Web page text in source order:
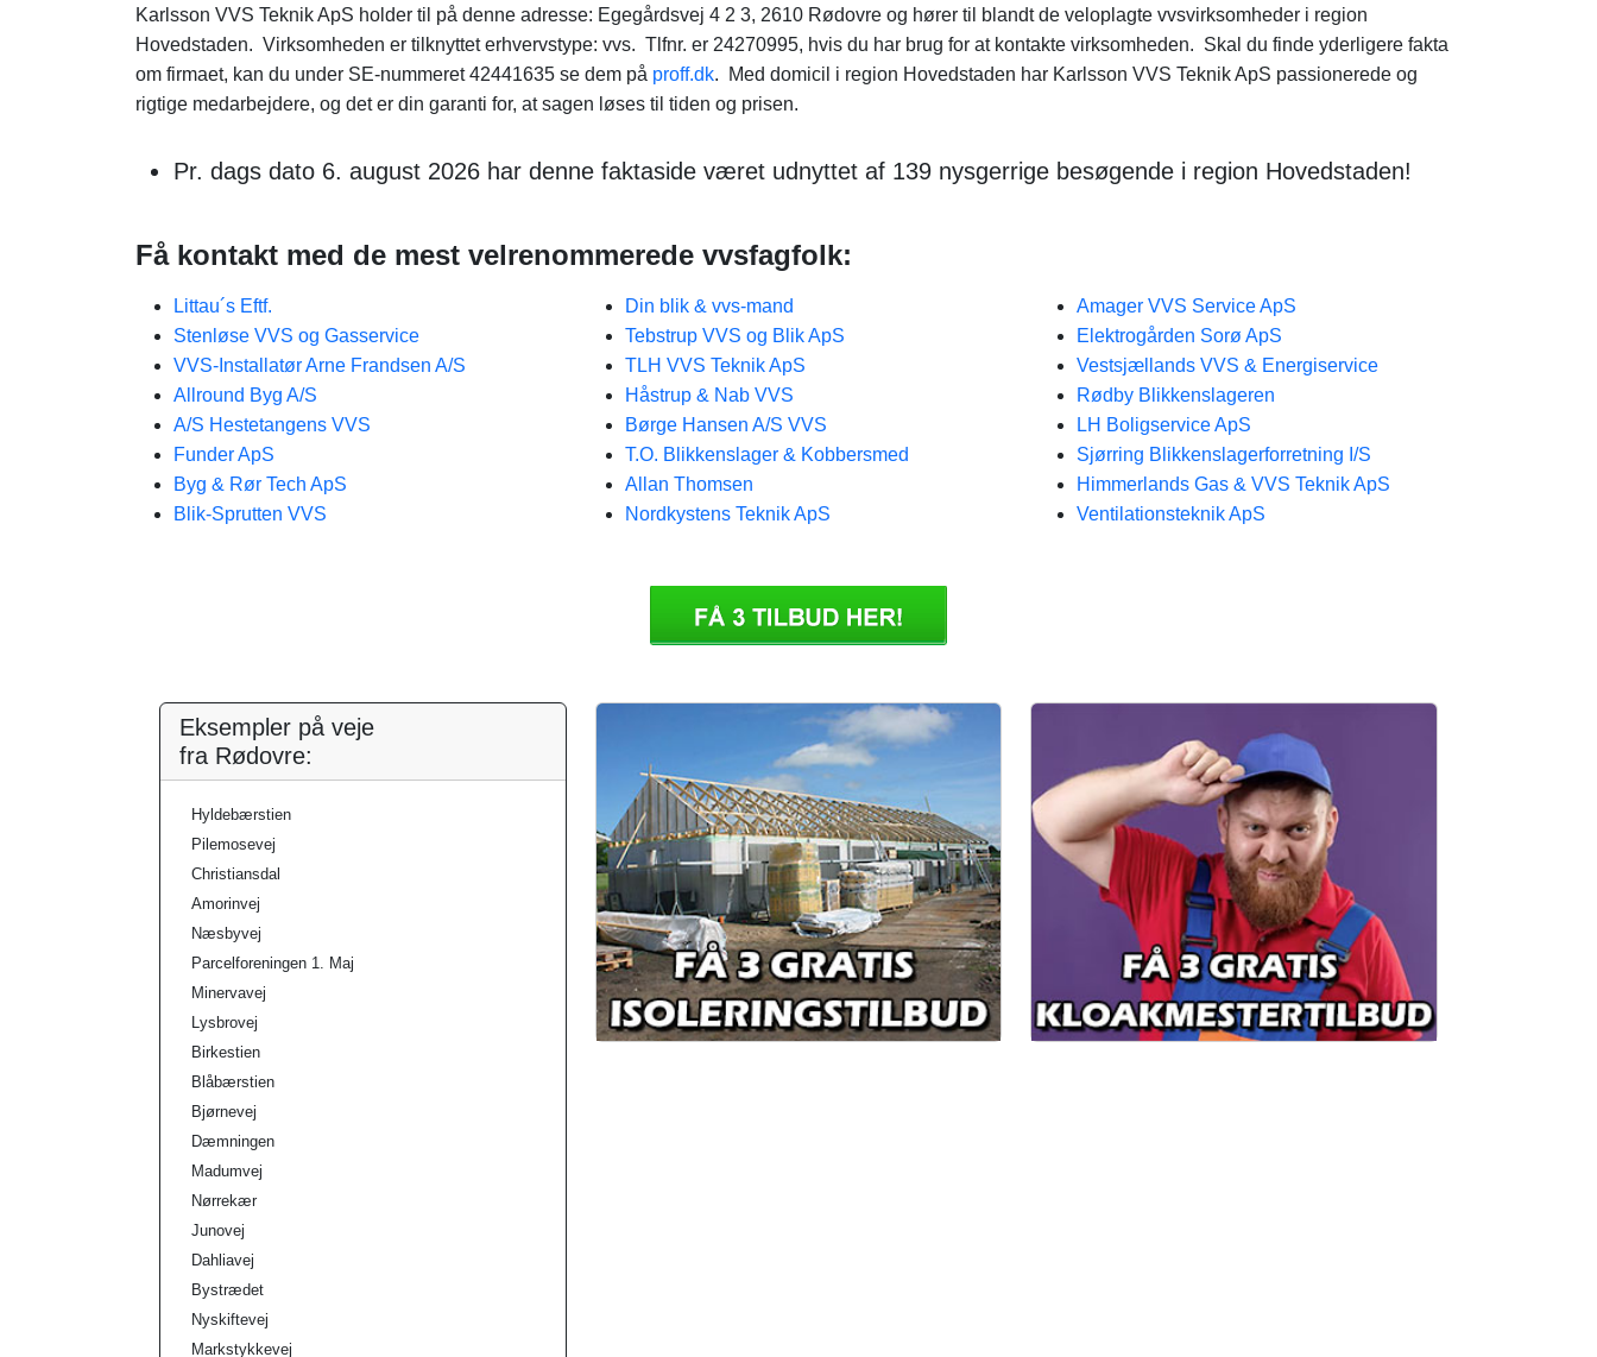
Karlsson VVS Teknik ApS holder til på denne adresse: Egegårdsvej 4 2 3, 2610 Rødovre og hører til blandt de veloplagte vvsvirksomheder i region
Hovedstaden. Virksomheden er tilknyttet erhvervstype: vvs. Tlfnr. er 24270995, hvis du har brug for at kontakte virksomheden. Skal du finde yderligere fakta
om firmaet, kan du under SE-nummeret 42441635 se dem på proff.dk. Med domicil i region Hovedstaden har Karlsson VVS Teknik ApS passionerede og
rigtige medarbejdere, og det er din garanti for, at sagen løses til tiden og prisen.
Pr. dags dato 6. august 2026 har denne faktaside været udnyttet af 139 nysgerrige besøgende i region Hovedstaden!
Få kontakt med de mest velrenommerede vvsfagfolk:
Littau´s Eftf.
Stenløse VVS og Gasservice
VVS-Installatør Arne Frandsen A/S
Allround Byg A/S
A/S Hestetangens VVS
Funder ApS
Byg & Rør Tech ApS
Blik-Sprutten VVS
Din blik & vvs-mand
Tebstrup VVS og Blik ApS
TLH VVS Teknik ApS
Håstrup & Nab VVS
Børge Hansen A/S VVS
T.O. Blikkenslager & Kobbersmed
Allan Thomsen
Nordkystens Teknik ApS
Amager VVS Service ApS
Elektrogården Sorø ApS
Vestsjællands VVS & Energiservice
Rødby Blikkenslageren
LH Boligservice ApS
Sjørring Blikkenslagerforretning I/S
Himmerlands Gas & VVS Teknik ApS
Ventilationsteknik ApS
Eksempler på veje
fra Rødovre:
Hyldebærstien
Pilemosevej
Christiansdal
Amorinvej
Næsbyvej
Parcelforeningen 1. Maj
Minervavej
Lysbrovej
Birkestien
Blåbærstien
Bjørnevej
Dæmningen
Madumvej
Nørrekær
Junovej
Dahliavej
Bystrædet
Nyskiftevej
Markstykkevej